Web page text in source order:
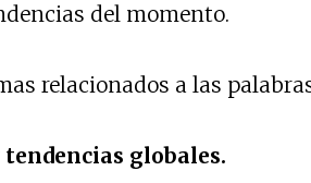
del momento.
relacionados a las
tendencias globales.